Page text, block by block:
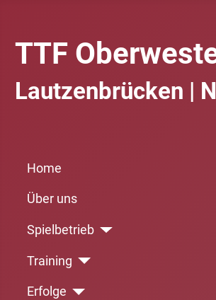
TTF
Lautzenbrücken |
Home
Über uns
Spielbetrieb
Training
Erfolge